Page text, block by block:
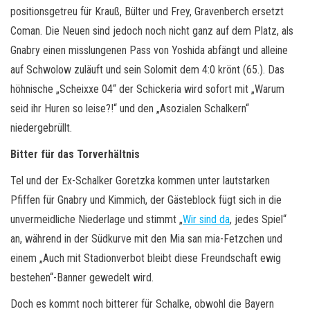
positionsgetreu für Krauß, Bülter und Frey, Gravenberch ersetzt
Coman. Die Neuen sind jedoch noch nicht ganz auf dem Platz, als
Gnabry einen misslungenen Pass von Yoshida abfängt und alleine
auf Schwolow zuläuft und sein Solomit dem 4:0 krönt (65.). Das
höhnische „Scheixxe 04“ der Schickeria wird sofort mit „Warum
seid ihr Huren so leise?!“ und den „Asozialen Schalkern“
niedergebrüllt.
Bitter für das Torverhältnis
Tel und der Ex-Schalker Goretzka kommen unter lautstarken
Pfiffen für Gnabry und Kimmich, der Gästeblock fügt sich in die
unvermeidliche Niederlage und stimmt „Wir sind da, jedes Spiel“
an, während in der Südkurve mit den Mia san mia-Fetzchen und
einem „Auch mit Stadionverbot bleibt diese Freundschaft ewig
bestehen“-Banner gewedelt wird.
Doch es kommt noch bitterer für Schalke, obwohl die Bayern